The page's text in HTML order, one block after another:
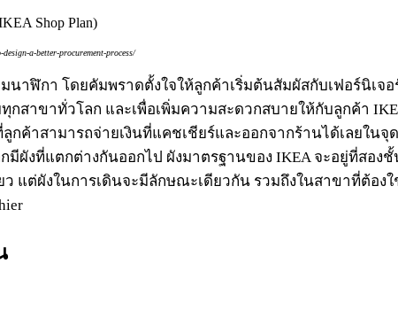
a-better-procurement-process/
าฬิกา โดยคัมพราดตั้งใจให้ลูกค้าเริ่มต้นสัมผัสกับเฟอร์นิเ
สาขาทั่วโลก และเพื่อเพิ่มความสะดวกสบายให้กับลูกค้า
ค้าสามารถจ่ายเงินที่แคชเชียร์และออกจากร้านได้เลยในจุ
มีผังที่แตกต่างกันออกไป ผังมาตรฐานของ IKEA จะอยู่ที่สอ
แต่ผังในการเดินจะมีลักษณะเดียวกัน รวมถึงในสาขาที่ต้อง